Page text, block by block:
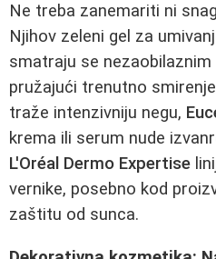
Ne treba zanemariti ni
Njihov zeleni gel za
smatraju se
pružajući trenutno
traže intenzivniju negu,
krema ili serum nude
L'Oréal Dermo Expertise
vernike, posebno kod
zaštitu od sunca.